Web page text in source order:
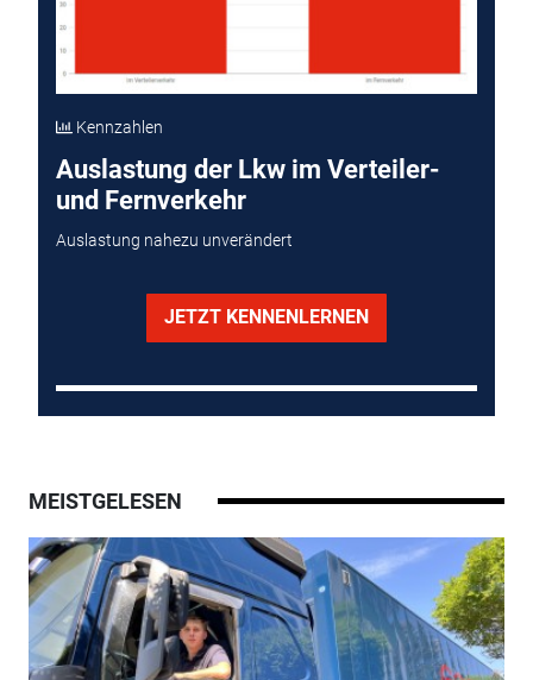
Kennzahlen
Auslastung der Lkw im Verteiler-
und Fernverkehr
Auslastung nahezu unverändert
JETZT KENNENLERNEN
MEISTGELESEN